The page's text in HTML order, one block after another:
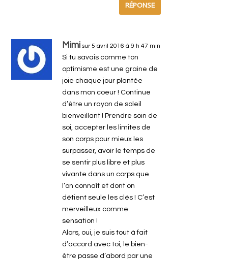
RÉPONSE
Mimi sur 5 avril 2016 à 9 h 47 min
Si tu savais comme ton
optimisme est une graine de
joie chaque jour plantée
dans mon coeur ! Continue
d’être un rayon de soleil
bienveillant ! Prendre soin de
soi, accepter les limites de
son corps pour mieux les
surpasser, avoir le temps de
se sentir plus libre et plus
vivante dans un corps que
l’on connaît et dont on
détient seule les clés ! C’est
merveilleux comme
sensation !
Alors, oui, je suis tout à fait
d’accord avec toi, le bien-
être passe d’abord par une